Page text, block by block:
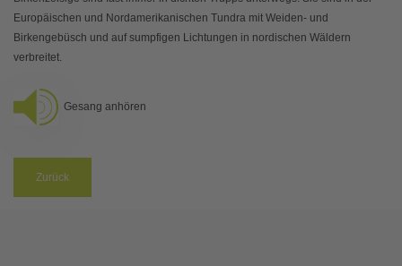
Europäischen und Nordamerikanischen Tundra mit Weiden- und
Birkengebüsch und auf sumpfigen Lichtungen in nordischen Wäldern
verbreitet.
Gesang anhören
Zurück